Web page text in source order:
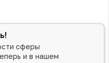
сферы
и в нашем